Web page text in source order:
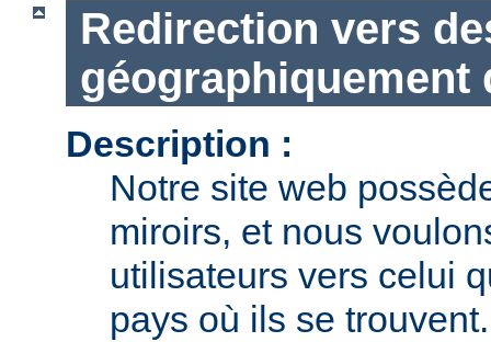
Redirection vers
géographiquement
Description :
Notre site web
miroirs, et nous
utilisateurs vers celui
pays où ils se trouvent.